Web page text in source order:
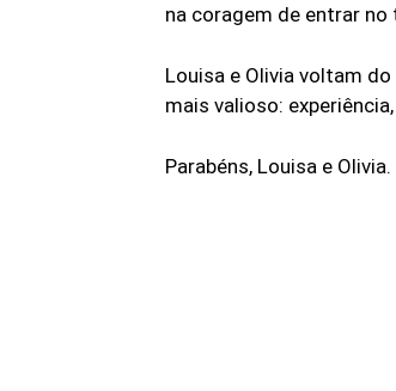
na coragem de entrar
Louisa e Olivia voltam
mais valioso:
Parabéns, Louisa e